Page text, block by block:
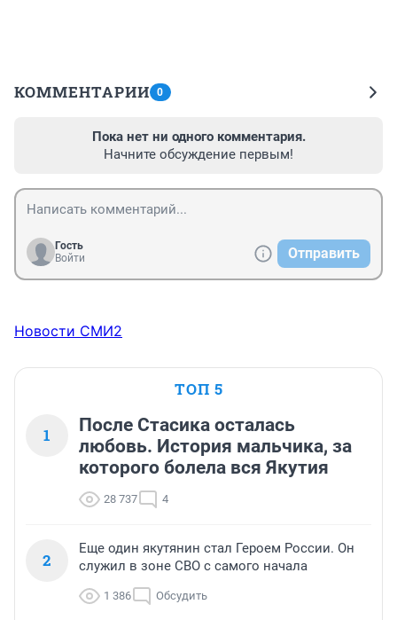
КОММЕНТАРИИ 0
Пока нет ни одного комментария.
Начните обсуждение первым!
Гость
Войти
Отправить
Новости СМИ2
ТОП 5
1
После Стасика осталась
любовь. История мальчика, за
которого болела вся Якутия
28 737 4
2
Еще один якутянин стал Героем России. Он
служил в зоне СВО с самого начала
1 386 Обсудить